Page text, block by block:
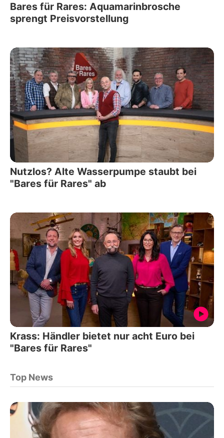
Bares für Rares: Aquamarinbrosche
sprengt Preisvorstellung
Nutzlos? Alte Wasserpumpe staubt bei
"Bares für Rares" ab
Krass: Händler bietet nur acht Euro bei
"Bares für Rares"
Top News